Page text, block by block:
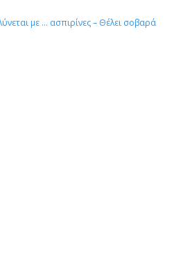
με … ασπιρίνες – Θέλει σοβαρά